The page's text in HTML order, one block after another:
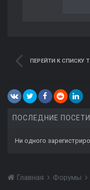
ПЕРЕЙТИ К СПИСКУ
ПОСЛЕДНИЕ
Ни одного
Главная Форумы